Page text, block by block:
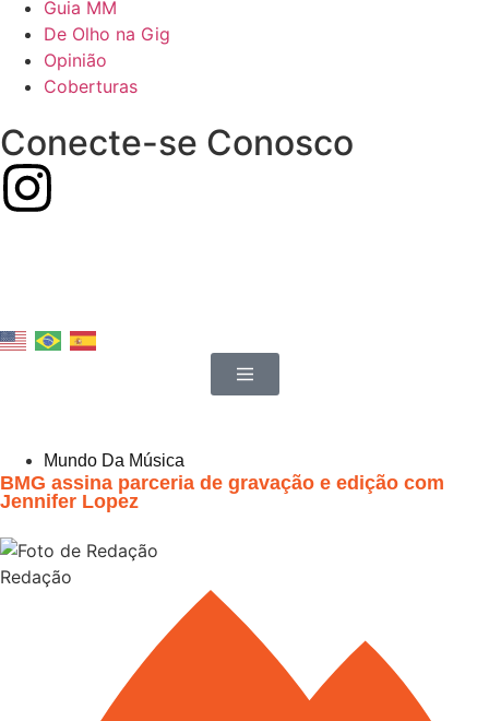
Guia MM
De Olho na Gig
Opinião
Coberturas
Conecte-se Conosco
Mundo Da Música
BMG assina parceria de gravação e edição com
Jennifer Lopez
Redação